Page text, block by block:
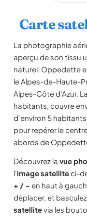
Carte
La photographie
aperçu de son tissu
naturel. Oppedette
le Alpes-de-Haute-
Alpes-Côte d'Azur.
habitants, couvre
d'environ 5 habitants
pour repérer le
abords de
Découvrez la vue
l'image satelliteci-
+ / − en haut à
déplacer, et
satellitevia les